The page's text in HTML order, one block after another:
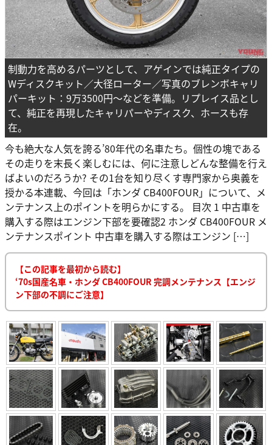
制動力を高めるパーツとして、アゲインでは純正タイプの
Wディスクキット／大径ローター／写真のブレンボキャリ
パーキット：9万3500円～などを準備。リプレイス品とし
て、純正を再現したキャリパーやディスク、ホースも存
在。
今も絶大な人気を誇る’80年代の名車たち。個性の塊である
その走りを末長く楽しむには、何に注意しどんな整備を行え
ばよいのだろうか? その1台を知り尽くす専門家から奥義を
授かる本連載、今回は「ホンダ CB400FOUR」について、メ
ンテナンス上のポイントを明らかにする。 目次 1 中古車を
購入する際はエンジン下部を要確認2 ホンダ CB400FOUR メ
ンテナンスポイント 中古車を購入する際はエンジン […]
【この記事を最初から読む】
‘70s国産名車・ホンダ CB400FOUR 完調メンテナンス【エンジ
ン下部の不調にご注意】